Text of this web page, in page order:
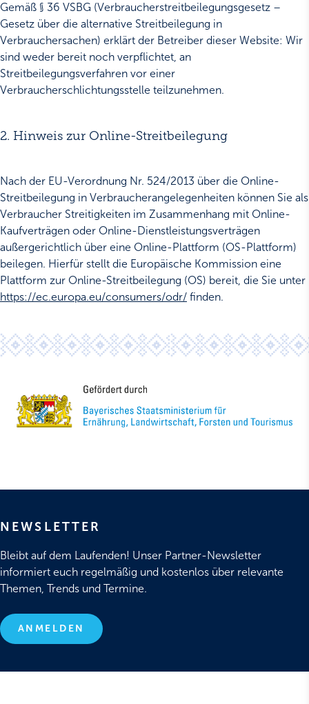
Gemäß § 36 VSBG (Verbraucherstreitbeilegungsgesetz –
Gesetz über die alternative Streitbeilegung in
Verbrauchersachen) erklärt der Betreiber dieser Website: Wir
sind weder bereit noch verpflichtet, an
Streitbeilegungsverfahren vor einer
Verbraucherschlichtungsstelle teilzunehmen.
2. Hinweis zur Online-Streitbeilegung
Nach der EU-Verordnung Nr. 524/2013 über die Online-
Streitbeilegung in Verbraucherangelegenheiten können Sie als
Verbraucher Streitigkeiten im Zusammenhang mit Online-
Kaufverträgen oder Online-Dienstleistungsverträgen
außergerichtlich über eine Online-Plattform (OS-Plattform)
beilegen. Hierfür stellt die Europäische Kommission eine
Plattform zur Online-Streitbeilegung (OS) bereit, die Sie unter
https://ec.europa.eu/consumers/odr/ finden.
NEWSLETTER
Bleibt auf dem Laufenden! Unser Partner-Newsletter
informiert euch regelmäßig und kostenlos über relevante
Themen, Trends und Termine.
ANMELDEN